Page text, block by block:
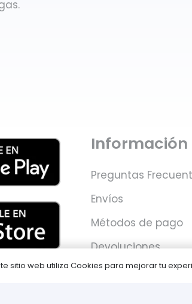
Información
Preguntas
Envíos
Métodos de pago
Devoluciones
sitio web utiliza Cookies para mejorar tu